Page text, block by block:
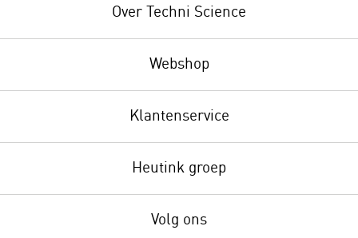
Over Techni Science
Webshop
Klantenservice
Heutink groep
Volg ons